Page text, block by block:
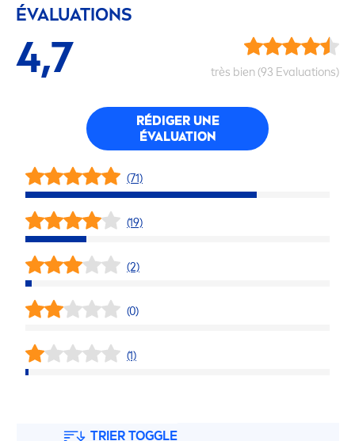
ÉVALUATIONS
4,7 très bien (93 Evaluations)
RÉDIGER UNE
ÉVALUATION
(71)
(19)
(2)
(0)
(1)
TRIER TOGGLE